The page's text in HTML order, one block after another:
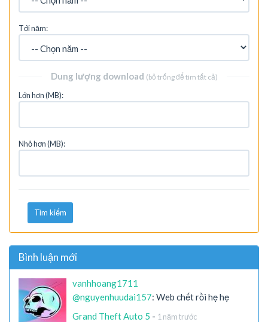
Tới năm:
Dung lượng download (bỏ trống để tìm tất cả)
Lớn hơn (MB):
Nhỏ hơn (MB):
Tìm kiếm
Bình luận mới
vanhhoang1711
@nguyenhuudai157: Web chết rồi hẹ hẹ
Grand Theft Auto 5 - 1 năm trước